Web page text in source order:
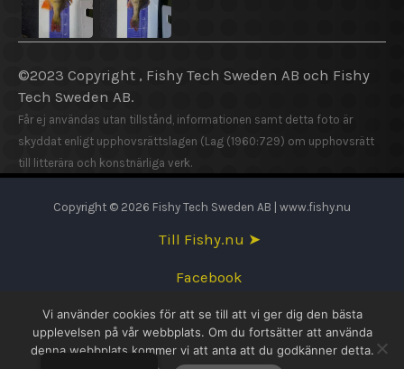
©2023 Copyright , Fishy Tech Sweden AB och Fishy
Tech Sweden AB.
Får ej användas utan tillstånd, informationen samt detta foto är
skyddat enligt upphovsrättslagen (Lag (1960:729) om upphovsrätt
till litterära och konstnärliga verk.
Copyright © 2026 Fishy Tech Sweden AB | www.fishy.nu
Till Fishy.nu ➤
Facebook
English
Svenska
Vi använder cookies för att se till att vi ger dig den bästa
upplevelsen på vår webbplats. Om du fortsätter att använda
denna webbplats kommer vi att anta att du godkänner detta.